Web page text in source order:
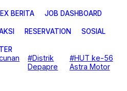
BERITA JOB DASHBOARD
RESERVATION SOSIAL
#Distrik
Depapre
#HUT ke-56
Astra Motor